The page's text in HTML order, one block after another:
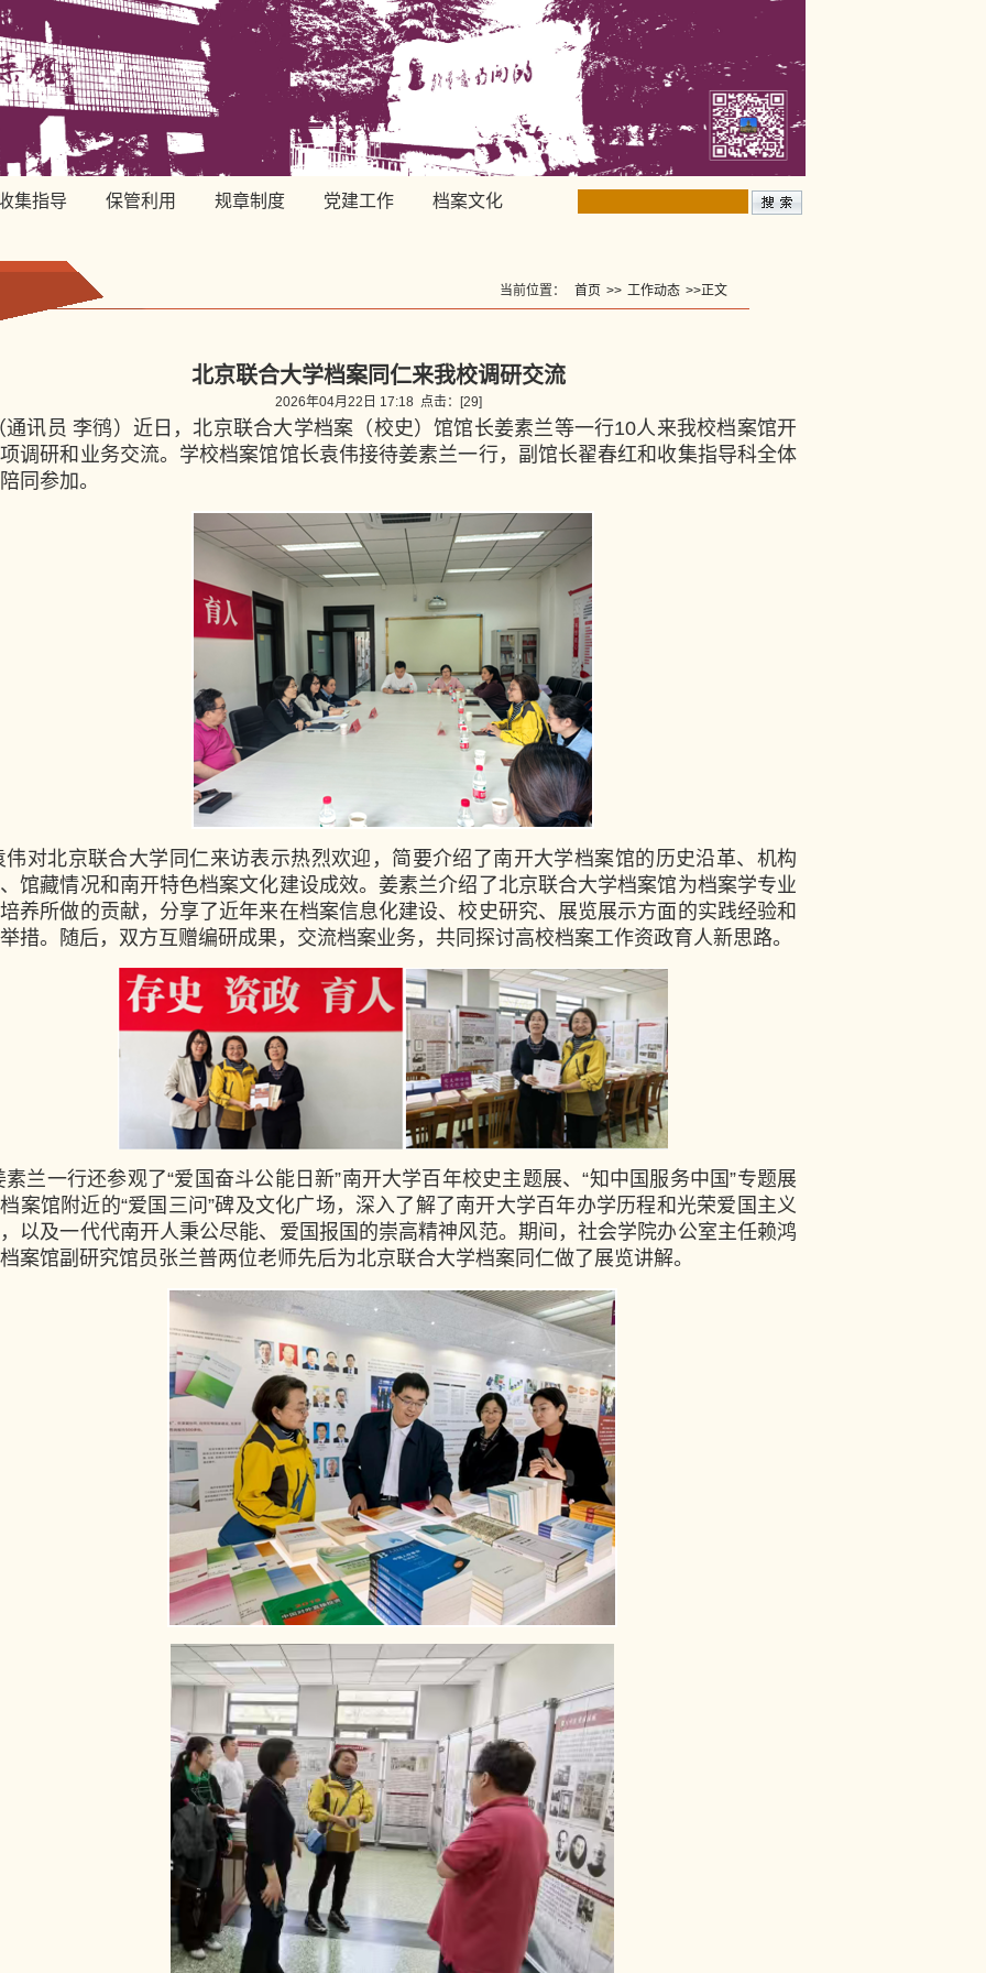
集指导 保管利用 规章制度 党建工作 档案文化
当前位置： 首页 >> 工作动态 >>正文
北京联合大学档案同仁来我校调研交流
2026年04月22日 17:18 点击：[29]
通讯员 李鸻）近日，北京联合大学档案（校史）馆馆长姜素兰等一行10人来我校档案馆开
调研和业务交流。学校档案馆馆长袁伟接待姜素兰一行，副馆长翟春红和收集指导科全体
同参加。
伟对北京联合大学同仁来访表示热烈欢迎，简要介绍了南开大学档案馆的历史沿革、机构
馆藏情况和南开特色档案文化建设成效。姜素兰介绍了北京联合大学档案馆为档案学专业
养所做的贡献，分享了近年来在档案信息化建设、校史研究、展览展示方面的实践经验和
措。随后，双方互赠编研成果，交流档案业务，共同探讨高校档案工作资政育人新思路。
素兰一行还参观了“爱国奋斗公能日新”南开大学百年校史主题展、“知中国服务中国”专题展
案馆附近的“爱国三问”碑及文化广场，深入了解了南开大学百年办学历程和光荣爱国主义
以及一代代南开人秉公尽能、爱国报国的崇高精神风范。期间，社会学院办公室主任赖鸿
案馆副研究馆员张兰普两位老师先后为北京联合大学档案同仁做了展览讲解。